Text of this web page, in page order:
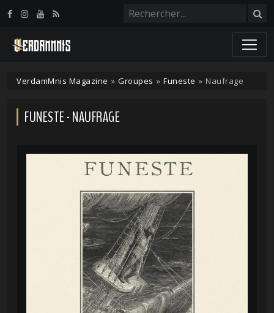
VerdamMnis Magazine » Groupes » Funeste » Naufrage
FUNESTE - NAUFRAGE
Panneau de gestion des cookies